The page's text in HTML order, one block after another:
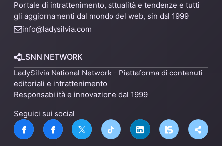
Portale di intrattenimento, attualità e tendenze e tutti
gli aggiornamenti dal mondo del web, sin dal 1999
info@ladysilvia.com
LSNN NETWORK
LadySilvia National Network - Piattaforma di contenuti
editoriali e intrattenimento
Responsabilità e innovazione dal 1999
Seguici sui social